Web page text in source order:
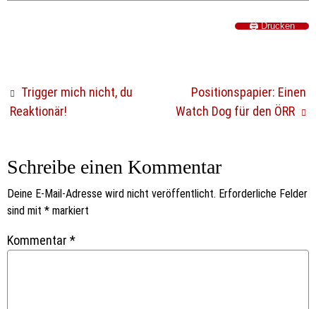
🖨️ Drucken
Trigger mich nicht, du
Reaktionär!
Positionspapier: Einen
Watch Dog für den ÖRR
Schreibe einen Kommentar
Deine E-Mail-Adresse wird nicht veröffentlicht. Erforderliche Felder
sind mit * markiert
Kommentar *